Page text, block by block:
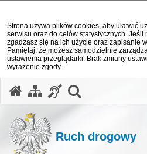
Strona używa plików cookies, aby ułatwić
serwisu oraz do celów statystycznych. Jeśli
zgadzasz się na ich użycie oraz zapisanie
Pamiętaj, że możesz samodzielnie
ustawienia przeglądarki. Brak zmiany
wyrażenie zgody.
Ruch drogowy